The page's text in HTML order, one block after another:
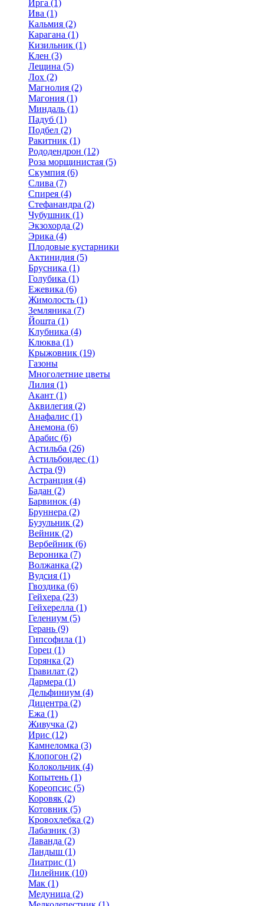
Ирга (1)
Ива (1)
Кальмия (2)
Карагана (1)
Кизильник (1)
Клен (3)
Лещина (5)
Лох (2)
Магнолия (2)
Магония (1)
Миндаль (1)
Падуб (1)
Подбел (2)
Ракитник (1)
Рододендрон (12)
Роза морщинистая (5)
Скумпия (6)
Слива (7)
Спирея (4)
Стефанандра (2)
Чубушник (1)
Экзохорда (2)
Эрика (4)
Плодовые кустарники
Актинидия (5)
Брусника (1)
Голубика (1)
Ежевика (6)
Жимолость (1)
Земляника (7)
Йошта (1)
Клубника (4)
Клюква (1)
Крыжовник (19)
Газоны
Многолетние цветы
Лилия (1)
Акант (1)
Аквилегия (2)
Анафалис (1)
Анемона (6)
Арабис (6)
Астильба (26)
Астильбоидес (1)
Астра (9)
Астранция (4)
Бадан (2)
Барвинок (4)
Бруннера (2)
Бузульник (2)
Вейник (2)
Вербейник (6)
Вероника (7)
Волжанка (2)
Вудсия (1)
Гвоздика (6)
Гейхера (23)
Гейхерелла (1)
Гелениум (5)
Герань (9)
Гипсофила (1)
Горец (1)
Горянка (2)
Гравилат (2)
Дармера (1)
Дельфиниум (4)
Дицентра (2)
Ежа (1)
Живучка (2)
Ирис (12)
Камнеломка (3)
Клопогон (2)
Колокольчик (4)
Копытень (1)
Кореопсис (5)
Коровяк (2)
Котовник (5)
Кровохлебка (2)
Лабазник (3)
Лаванда (2)
Ландыш (1)
Лиатрис (1)
Лилейник (10)
Мак (1)
Медуница (2)